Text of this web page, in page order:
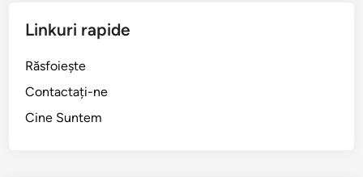
Linkuri rapide
Răsfoiește
Contactați-ne
Cine Suntem